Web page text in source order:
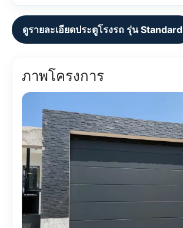
ดูรายละเอียดประตูโรงรถ รุ่น Standard
ภาพโครงการ